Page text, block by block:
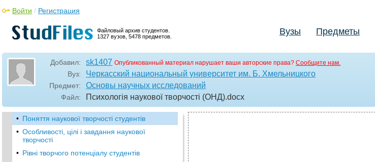
Файловый архив студентов.
1327 вузов, 5478 предметов.
Войти / Регистрация
Вузы Предметы
Добавил: sk1407 Опубликованный материал нарушает ваши авторские права? Сообщите нам.
Вуз: Черкасский национальный университет им. Б. Хмельницкого
Предмет: Основы научных исследований
Файл: Психологія наукової творчості (ОНД).docx
• Поняття наукової творчості студентів
• Особливості, цілі і завдання наукової
творчості
• Рівні творчого потенціалу студентів